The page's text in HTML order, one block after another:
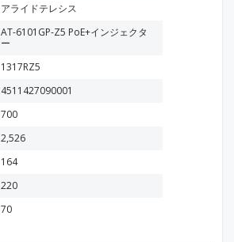
アライドテレシス
AT-6101GP-Z5 PoE+インジェクタ
ー
1317RZ5
4511427090001
700
2,526
164
220
70